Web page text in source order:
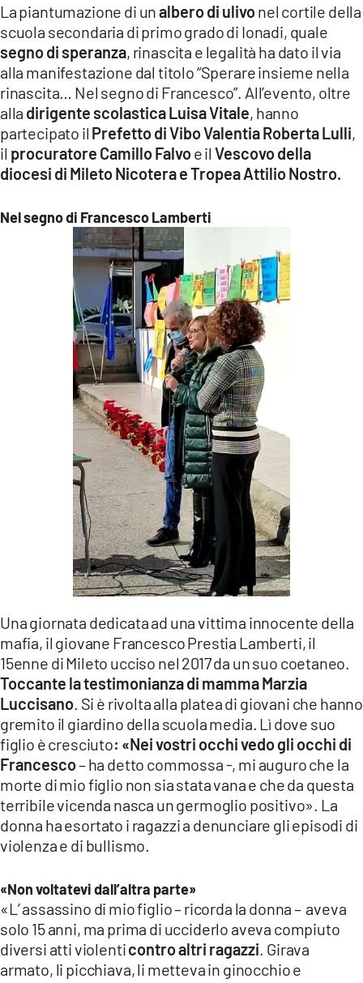
ILVIBONESE.IT
CATANZAROCHANNEL.IT
LACAPITALENEWS.IT
App
ANDROID
La piantumazione di unalbero di ulivonel cortile della
scuola secondaria di primo grado di Ionadi, quale
segno di speranza, rinascita e legalità ha dato il via
alla manifestazione dal titolo “Sperare insieme nella
rinascita… Nel segno di Francesco”. All’evento, oltre
alla dirigente scolastica Luisa Vitale, hanno
partecipato il Prefetto di Vibo Valentia Roberta Lulli,
il procuratore Camillo Falvoe il Vescovo della
diocesi di Mileto Nicotera e Tropea Attilio Nostro.
Nel segno di Francesco Lamberti
Una giornata dedicata ad una vittima innocente della
mafia, il giovane Francesco Prestia Lamberti, il
15enne di Mileto ucciso nel 2017 da un suo coetaneo.
Toccante la testimonianza di mamma Marzia
Luccisano. Si è rivolta alla platea di giovani che hanno
gremito il giardino della scuola media. Lì dove suo
figlio è cresciuto: «Nei vostri occhi vedo gli occhi di
Francesco– ha detto commossa -, mi auguro che la
morte di mio figlio non sia stata vana e che da questa
terribile vicenda nasca un germoglio positivo». La
donna ha esortato i ragazzi a denunciare gli episodi di
violenza e di bullismo.
«Non voltatevi dall’altra parte»
«L’ assassino di mio figlio – ricorda la donna – aveva
solo 15 anni, ma prima di ucciderlo aveva compiuto
diversi atti violenticontro altri ragazzi. Girava
armato, li picchiava, li metteva in ginocchio e